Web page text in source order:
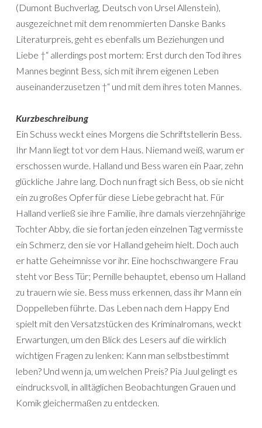
(Dumont Buchverlag, Deutsch von Ursel Allenstein),
ausgezeichnet mit dem renommierten Danske Banks
Literaturpreis, geht es ebenfalls um Beziehungen und
Liebe †“ allerdings post mortem: Erst durch den Tod ihres
Mannes beginnt Bess, sich mit ihrem eigenen Leben
auseinanderzusetzen †“ und mit dem ihres toten Mannes.
Kurzbeschreibung
Ein Schuss weckt eines Morgens die Schriftstellerin Bess.
Ihr Mann liegt tot vor dem Haus. Niemand weiß, warum er
erschossen wurde. Halland und Bess waren ein Paar, zehn
glückliche Jahre lang. Doch nun fragt sich Bess, ob sie nicht
ein zu großes Opfer für diese Liebe gebracht hat. Für
Halland verließ sie ihre Familie, ihre damals vierzehnjährige
Tochter Abby, die sie fortan jeden einzelnen Tag vermisste
ein Schmerz, den sie vor Halland geheim hielt. Doch auch
er hatte Geheimnisse vor ihr. Eine hochschwangere Frau
steht vor Bess Tür; Pernille behauptet, ebenso um Halland
zu trauern wie sie. Bess muss erkennen, dass ihr Mann ein
Doppelleben führte. Das Leben nach dem Happy End
spielt mit den Versatzstücken des Kriminalromans, weckt
Erwartungen, um den Blick des Lesers auf die wirklich
wichtigen Fragen zu lenken: Kann man selbstbestimmt
leben? Und wenn ja, um welchen Preis? Pia Juul gelingt es
eindrucksvoll, in alltäglichen Beobachtungen Grauen und
Komik gleichermaßen zu entdecken.